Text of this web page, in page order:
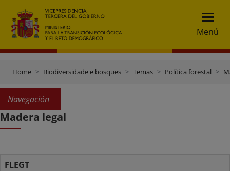
Menú
Home Biodiversidade e bosques Temas Política forestal
Navegación
Madera legal
FLEGT